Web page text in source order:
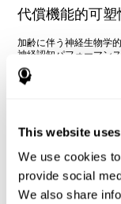
This website
We use cookies
provide social
We also share
代償機能的可塑
加齢に伴う神経生物学
神経認知パフォーマン
を説明されております
う事、中には若者と同
人達のグループにおい
用いたします。研究者
剰開発を調査したとこ
事です。老化による劣
ットワークを再編成す
他の神経経路の活性化
くの場合、それは両半
す）